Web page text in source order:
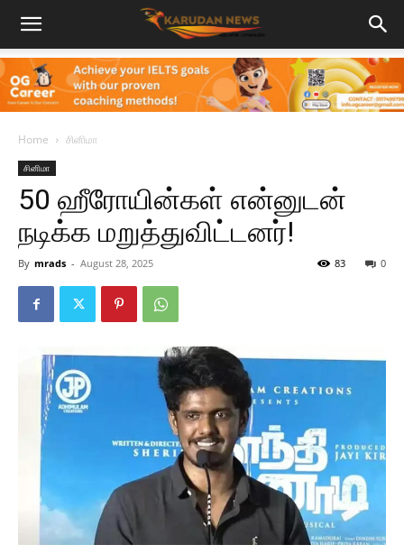
Home சினிமா
சினிமா
50 ஹீரோயின்கள் என்னுடன்
நடிக்க மறுத்துவிட்டனர்!
By mrads - August 28, 2025 0
83